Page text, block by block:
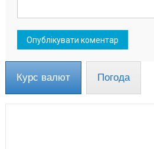
Курс валют Погода